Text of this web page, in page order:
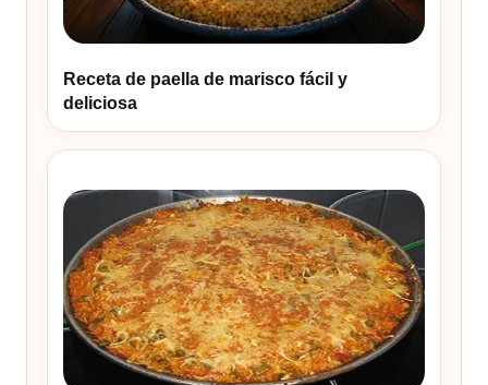
Receta de paella de marisco fácil y
deliciosa